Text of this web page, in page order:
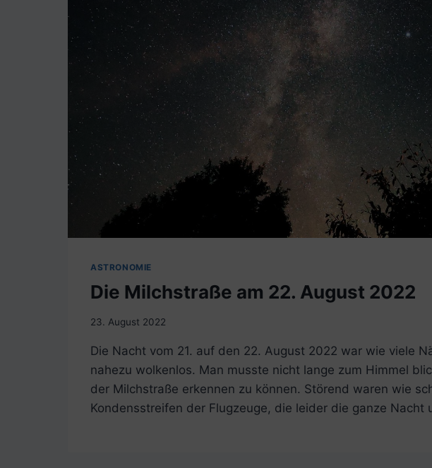
ASTRONOMIE
Die Milchstraße am 22. August 2022
23. August 2022
Die Nacht vom 21. auf den 22. August 2022 war wie viele
nahezu wolkenlos. Man musste nicht lange zum Himmel
der Milchstraße erkennen zu können. Störend waren wie
Kondensstreifen der Flugzeuge, die leider die ganze Nacht